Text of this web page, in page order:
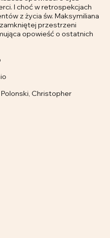
I choć w retrospekcjach
z życia św. Maksymiliana
przestrzeni
opowieść o ostatnich
Polonski, Christopher